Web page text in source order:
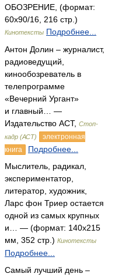
ОБОЗРЕНИЕ, (формат:
60x90/16, 216 стр.)
Кинотексты Подробнее...
Антон Долин – журналист,
радиоведущий,
кинообозреватель в
телепрограмме
«Вечерний Ургант»
и главный… —
Издательство АСТ, Стоп-
кадр (АСТ)
электронная
книга
Подробнее...
Мыслитель, радикал,
экспериментатор,
литератор, художник,
Ларс фон Триер остается
одной из самых крупных
и… — (формат: 140х215
мм, 352 стр.) Кинотексты
Подробнее...
Самый лучший день –